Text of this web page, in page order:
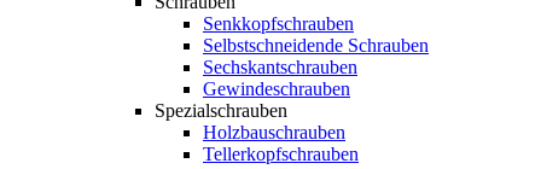
Senkkopfschrauben
Selbstschneidende Schrauben
Sechskantschrauben
Gewindeschrauben
Spezialschrauben
Holzbauschrauben
Tellerkopfschrauben